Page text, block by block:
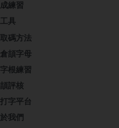
練習
工具
碼方法
頡字母
根練習
評核
字平台
我們